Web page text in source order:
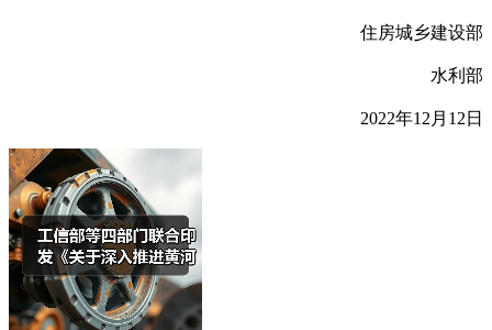
住房城乡建设部
水利部
2022年12月12日